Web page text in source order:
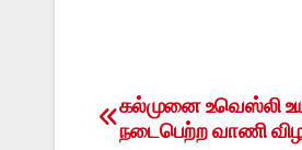
Post
கல்முனை உவெஸ்லி
நடைபெற்ற வாணி